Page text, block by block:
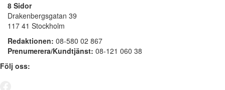
8 Sidor
Drakenbergsgatan 39
117 41 Stockholm
Redaktionen: 08-580 02 867
Prenumerera/Kundtjänst: 08-121 060 38
Följ oss: